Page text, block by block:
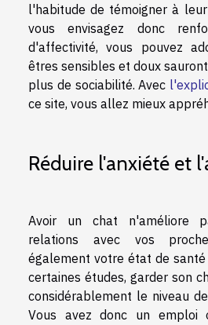
l'habitude de témoigner à
vous envisagez donc
d'affectivité, vous pouvez
êtres sensibles et doux
plus de sociabilité. Avec
ce site, vous allez mieux
Réduire l'anxiété et
Avoir un chat n'améliore
relations avec vos
également votre état de
certaines études, garder son
considérablement le niveau
Vous avez donc un emploi